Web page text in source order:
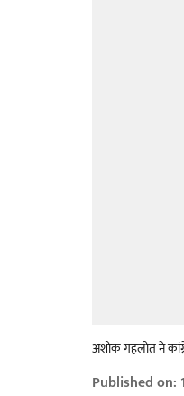
अशोक गहलोत ने
Published on: